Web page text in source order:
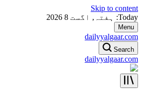
Skip to content
Today: ہفتہ, اگست 8 2026
Menu
dailyyalgaar.com
Search
dailyyalgaar.com